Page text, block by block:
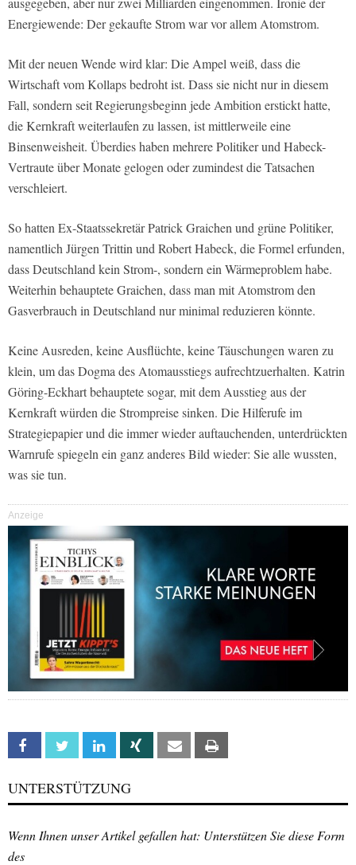
Energiewende: Der gekaufte Strom war vor allem Atomstrom.
Mit der neuen Wende wird klar: Die Ampel weiß, dass die
Wirtschaft vom Kollaps bedroht ist. Dass sie nicht nur in diesem
Fall, sondern seit Regierungsbeginn jede Ambition erstickt hatte,
die Kernkraft weiterlaufen zu lassen, ist mittlerweile eine
Binsenweisheit. Überdies haben mehrere Politiker und Habeck-
Vertraute über Monate gelogen oder zumindest die Tatsachen
verschleiert.
So hatten Ex-Staatssekretär Patrick Graichen und grüne Politiker,
namentlich Jürgen Trittin und Robert Habeck, die Formel erfunden,
dass Deutschland kein Strom-, sondern ein Wärmeproblem habe.
Weiterhin behauptete Graichen, dass man mit Atomstrom den
Gasverbrauch in Deutschland nur minimal reduzieren könnte.
Keine Ausreden, keine Ausflüchte, keine Täuschungen waren zu
klein, um das Dogma des Atomausstiegs aufrechtzuerhalten. Katrin
Göring-Eckhart behauptete sogar, mit dem Ausstieg aus der
Kernkraft würden die Strompreise sinken. Die Hilferufe im
Strategiepapier und die immer wieder auftauchenden, unterdrückten
Warnrufe spiegeln ein ganz anderes Bild wieder: Sie alle wussten,
was sie tun.
Anzeige
Facebook Twitter Linkedin Xing Email
UNTERSTÜTZUNG
Wenn Ihnen unser Artikel gefallen hat: Unterstützen Sie diese Form
des